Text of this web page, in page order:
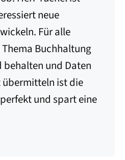
neue
Für alle
Buchhaltung
und Daten
übermitteln ist die
und spart eine